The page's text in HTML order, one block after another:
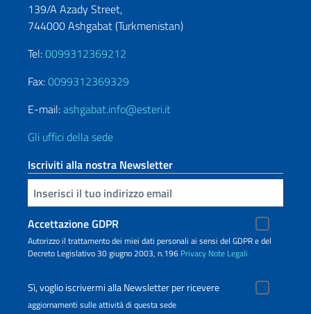
139/A Azady Street,
744000 Ashgabat (Turkmenistan)
Tel:0099312369212
Fax:0099312369329
E-mail:ashgabat.info@esteri.it
Gli uffici della sede
Iscriviti alla nostra Newsletter
Inserisci la tua email
Accettazione GDPR
Autorizzo il trattamento dei miei dati personali ai sensi del GDPR e del
Decreto Legislativo 30 giugno 2003, n.196 Privacy Note Legali
Sì, voglio iscrivermi alla Newsletter per ricevere
aggiornamenti sulle attività di questa sede